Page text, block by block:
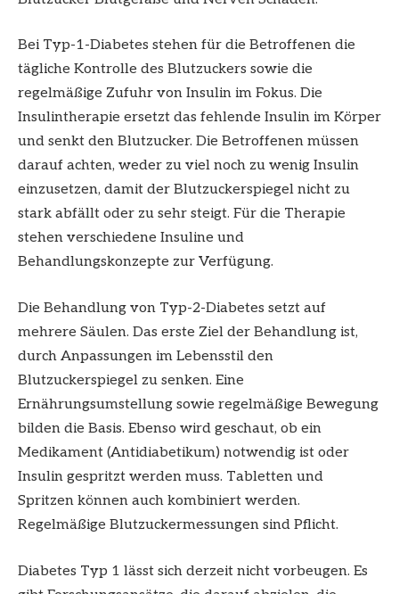
Bei Typ-1-Diabetes stehen für die Betroffenen die
tägliche Kontrolle des Blutzuckers sowie die
regelmäßige Zufuhr von Insulin im Fokus. Die
Insulintherapie ersetzt das fehlende Insulin im Körper
und senkt den Blutzucker. Die Betroffenen müssen
darauf achten, weder zu viel noch zu wenig Insulin
einzusetzen, damit der Blutzuckerspiegel nicht zu
stark abfällt oder zu sehr steigt. Für die Therapie
stehen verschiedene Insuline und
Behandlungskonzepte zur Verfügung.
Die Behandlung von Typ-2-Diabetes setzt auf
mehrere Säulen. Das erste Ziel der Behandlung ist,
durch Anpassungen im Lebensstil den
Blutzuckerspiegel zu senken. Eine
Ernährungsumstellung sowie regelmäßige Bewegung
bilden die Basis. Ebenso wird geschaut, ob ein
Medikament (Antidiabetikum) notwendig ist oder
Insulin gespritzt werden muss. Tabletten und
Spritzen können auch kombiniert werden.
Regelmäßige Blutzuckermessungen sind Pflicht.
Diabetes Typ 1 lässt sich derzeit nicht vorbeugen. Es